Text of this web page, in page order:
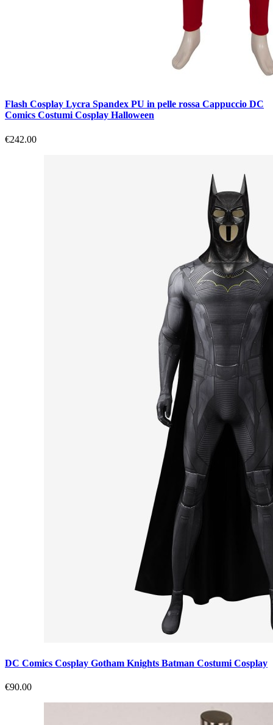
Flash Cosplay Lycra Spandex PU in pelle rossa Cappuccio DC
Comics Costumi Cosplay Halloween
€242.00
DC Comics Cosplay Gotham Knights Batman Costumi Cosplay
€90.00